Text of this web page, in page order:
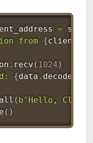
=
from {
. recv ( 1024 )
{data . decode
( b'Hello,
( )